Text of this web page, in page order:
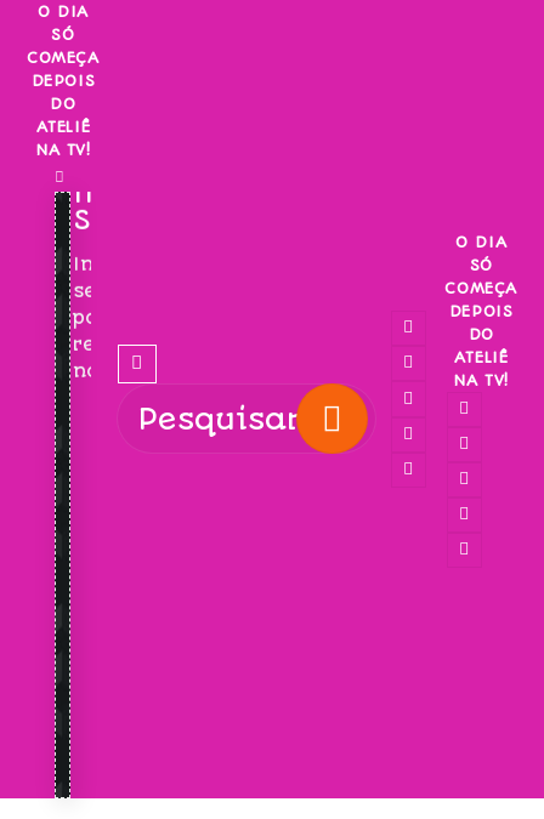
Skip
content
O DIA
SÓ
COMEÇA
DEPOIS
DO
ATELIÊ
NA TV!
INSCREVA-
SE!
Inscreva-
se
para
receber
novidades!
O DIA
SÓ
COMEÇA
DEPOIS
DO
ATELIÊ
NA TV!